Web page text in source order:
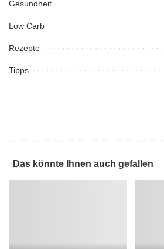
Gesundheit
Low Carb
Rezepte
Tipps
Das könnte Ihnen auch gefallen